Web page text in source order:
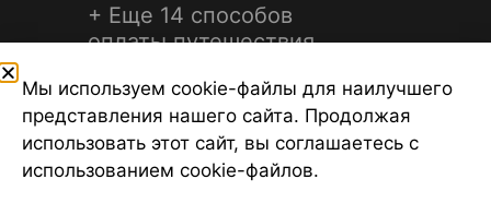
+ Еще 14 способов
оплаты путешествия
©2026 Турагентство Турсфера - Поиск туров от надежных
Мы используем cookie-файлы для наилучшего
представления нашего сайта. Продолжая
использовать этот сайт, вы соглашаетесь с
использованием cookie-файлов.